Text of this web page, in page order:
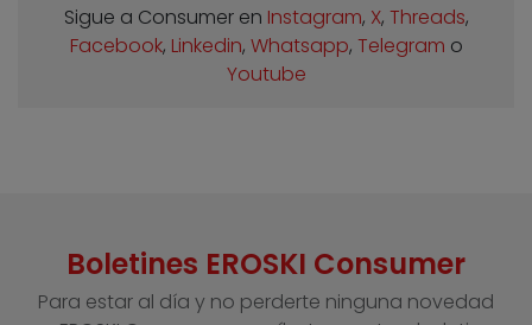
Sigue a Consumer en Instagram, X, Threads,
Facebook, Linkedin, Whatsapp, Telegram o
Youtube
Boletines EROSKI Consumer
Para estar al día y no perderte ninguna novedad